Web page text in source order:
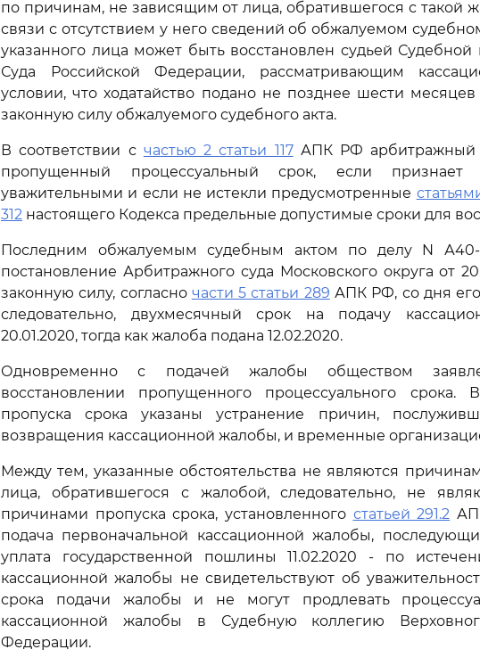
по причинам, не зависящим от лица, обратившегося с такой
связи с отсутствием у него сведений об обжалуемом
указанного лица может быть восстановлен судьей Судебной
Суда Российской Федерации, рассматривающим
условии, что ходатайство подано не позднее шести
законную силу обжалуемого судебного акта.
В соответствии с частью 2 статьи 117АПК РФ арбитражный
пропущенный процессуальный срок, если признает
уважительными и если не истекли предусмотренные
312 настоящего Кодекса предельные допустимые сроки для
Последним обжалуемым судебным актом по делу N А40-
постановление Арбитражного суда Московского округа от
законную силу, согласно части 5 статьи 289 АПК РФ, со дня его
следовательно, двухмесячный срок на подачу
20.01.2020, тогда как жалоба подана 12.02.2020.
Одновременно с подачей жалобы обществом
восстановлении пропущенного процессуального срока.
пропуска срока указаны устранение причин,
возвращения кассационной жалобы, и временные
Между тем, указанные обстоятельства не являются
лица, обратившегося с жалобой, следовательно, не
причинами пропуска срока, установленного статьей 291.2
подача первоначальной кассационной жалобы,
уплата государственной пошлины 11.02.2020 - по
кассационной жалобы не свидетельствуют об
срока подачи жалобы и не могут продлевать
кассационной жалобы в Судебную коллегию
Федерации.